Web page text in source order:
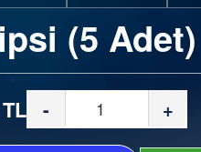
(5 Adet)
- +